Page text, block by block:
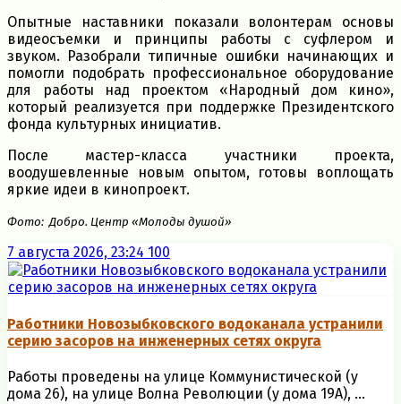
Опытные наставники показали волонтерам основы
видеосъемки и принципы работы с суфлером и
звуком. Разобрали типичные ошибки начинающих и
помогли подобрать профессиональное оборудование
для работы над проектом «Народный дом кино»,
который реализуется при поддержке Президентского
фонда культурных инициатив.
После мастер-класса участники проекта,
воодушевленные новым опытом, готовы воплощать
яркие идеи в кинопроект.
Фото: Добро. Центр «Молоды душой»
7 августа 2026, 23:24 100
Работники Новозыбковского водоканала устранили
серию засоров на инженерных сетях округа
Работы проведены на улице Коммунистической (у
дома 26), на улице Волна Революции (у дома 19А), ...